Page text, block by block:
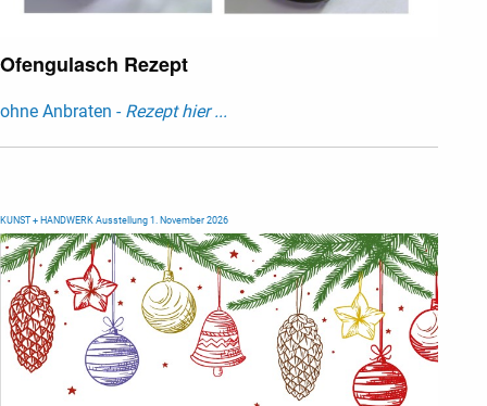
Ofengulasch Rezept
ohne Anbraten - Rezept hier ...
KUNST + HANDWERK Ausstellung 1. November 2026